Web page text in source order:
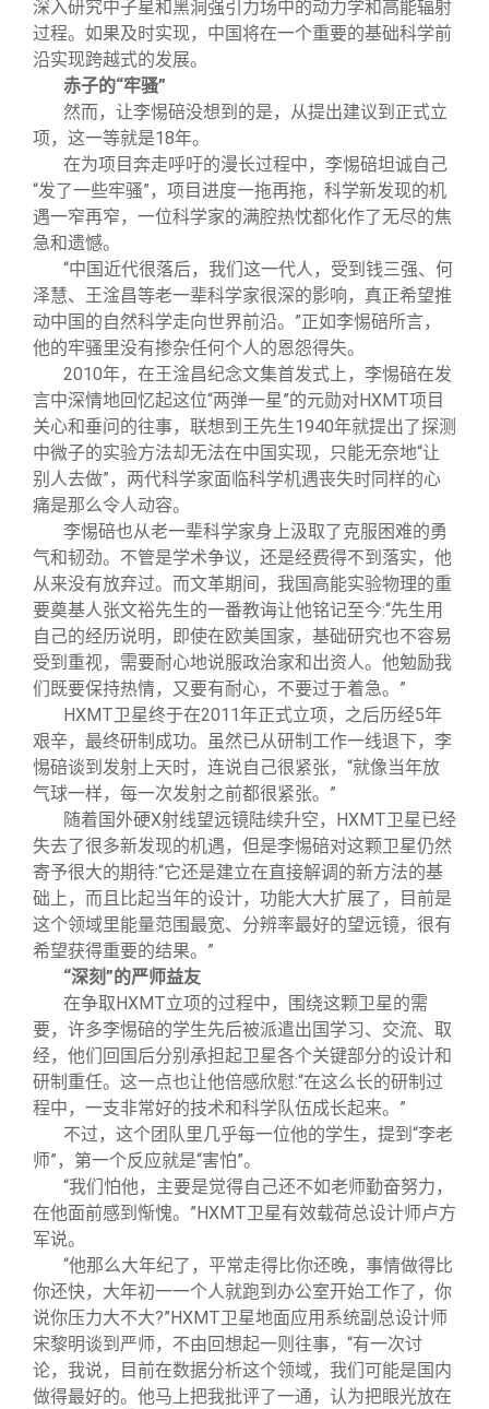
深入研究中子星和黑洞强引力场中的动力学和高能辐射
过程。如果及时实现，中国将在一个重要的基础科学前
沿实现跨越式的发展。
赤子的“牢骚”
然而，让李惕碚没想到的是，从提出建议到正式立
项，这一等就是18年。
在为项目奔走呼吁的漫长过程中，李惕碚坦诚自己
“发了一些牢骚”，项目进度一拖再拖，科学新发现的机
遇一窄再窄，一位科学家的满腔热忱都化作了无尽的焦
急和遗憾。
“中国近代很落后，我们这一代人，受到钱三强、何
泽慧、王淦昌等老一辈科学家很深的影响，真正希望推
动中国的自然科学走向世界前沿。”正如李惕碚所言，
他的牢骚里没有掺杂任何个人的恩怨得失。
2010年，在王淦昌纪念文集首发式上，李惕碚在发
言中深情地回忆起这位“两弹一星”的元勋对HXMT项目
关心和垂问的往事，联想到王先生1940年就提出了探测
中微子的实验方法却无法在中国实现，只能无奈地“让
别人去做”，两代科学家面临科学机遇丧失时同样的心
痛是那么令人动容。
李惕碚也从老一辈科学家身上汲取了克服困难的勇
气和韧劲。不管是学术争议，还是经费得不到落实，他
从来没有放弃过。而文革期间，我国高能实验物理的重
要奠基人张文裕先生的一番教诲让他铭记至今:“先生用
自己的经历说明，即使在欧美国家，基础研究也不容易
受到重视，需要耐心地说服政治家和出资人。他勉励我
们既要保持热情，又要有耐心，不要过于着急。”
HXMT卫星终于在2011年正式立项，之后历经5年
艰辛，最终研制成功。虽然已从研制工作一线退下，李
惕碚谈到发射上天时，连说自己很紧张，“就像当年放
气球一样，每一次发射之前都很紧张。”
随着国外硬X射线望远镜陆续升空，HXMT卫星已经
失去了很多新发现的机遇，但是李惕碚对这颗卫星仍然
寄予很大的期待:“它还是建立在直接解调的新方法的基
础上，而且比起当年的设计，功能大大扩展了，目前是
这个领域里能量范围最宽、分辨率最好的望远镜，很有
希望获得重要的结果。”
“深刻”的严师益友
在争取HXMT立项的过程中，围绕这颗卫星的需
要，许多李惕碚的学生先后被派遣出国学习、交流、取
经，他们回国后分别承担起卫星各个关键部分的设计和
研制重任。这一点也让他倍感欣慰:“在这么长的研制过
程中，一支非常好的技术和科学队伍成长起来。”
不过，这个团队里几乎每一位他的学生，提到“李老
师”，第一个反应就是“害怕”。
“我们怕他，主要是觉得自己还不如老师勤奋努力，
在他面前感到惭愧。”HXMT卫星有效载荷总设计师卢方
军说。
“他那么大年纪了，平常走得比你还晚，事情做得比
你还快，大年初一一个人就跑到办公室开始工作了，你
说你压力大不大?”HXMT卫星地面应用系统副总设计师
宋黎明谈到严师，不由回想起一则往事，“有一次讨
论，我说，目前在数据分析这个领域，我们可能是国内
做得最好的。他马上把我批评了一通，认为把眼光放在